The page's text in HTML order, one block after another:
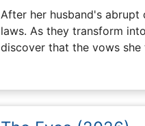
After her husband's abrupt
laws. As they transform
discover that the vows